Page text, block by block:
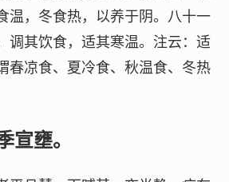
温，冬食热，以养于阴。八十一
调其饮食，适其寒温。注云：适
春凉食、夏冷食、秋温食、冬热
宣壅。